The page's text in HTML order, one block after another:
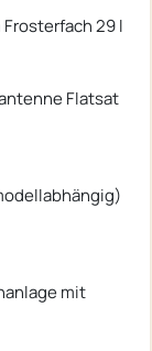
Frosterfach 29 l
Flatsat
mit